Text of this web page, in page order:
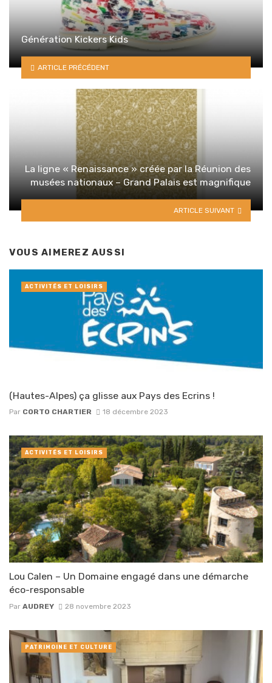
Génération Kickers Kids
ARTICLE PRÉCÉDENT
La ligne « Renaissance » créée par la Réunion des
musées nationaux – Grand Palais est magnifique
ARTICLE SUIVANT
VOUS AIMEREZ AUSSI
(Hautes-Alpes) ça glisse aux Pays des Ecrins !
Par CORTO CHARTIER 18 décembre 2023
ACTIVITÉS ET LOISIRS
Lou Calen – Un Domaine engagé dans une démarche
éco-responsable
Par AUDREY 28 novembre 2023
ACTIVITÉS ET LOISIRS
PATRIMOINE ET CULTURE